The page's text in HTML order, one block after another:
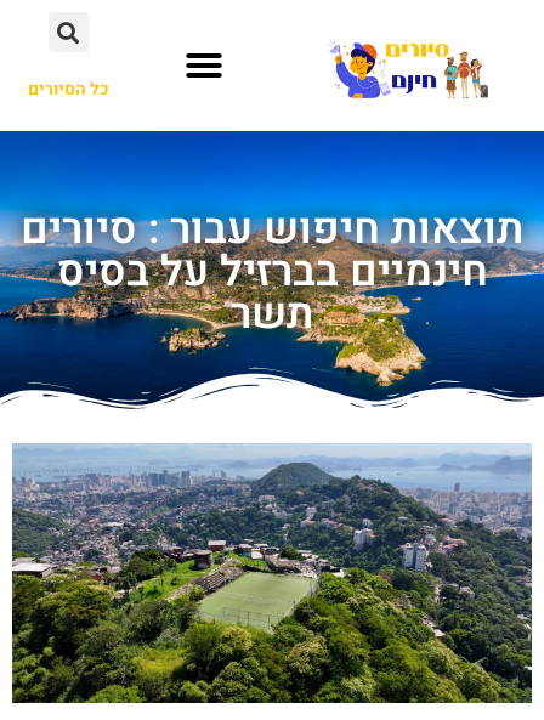
כל הסיורים
תוצאות חיפוש עבור : סיורים
חינמיים בברזיל על בסיס
תשר